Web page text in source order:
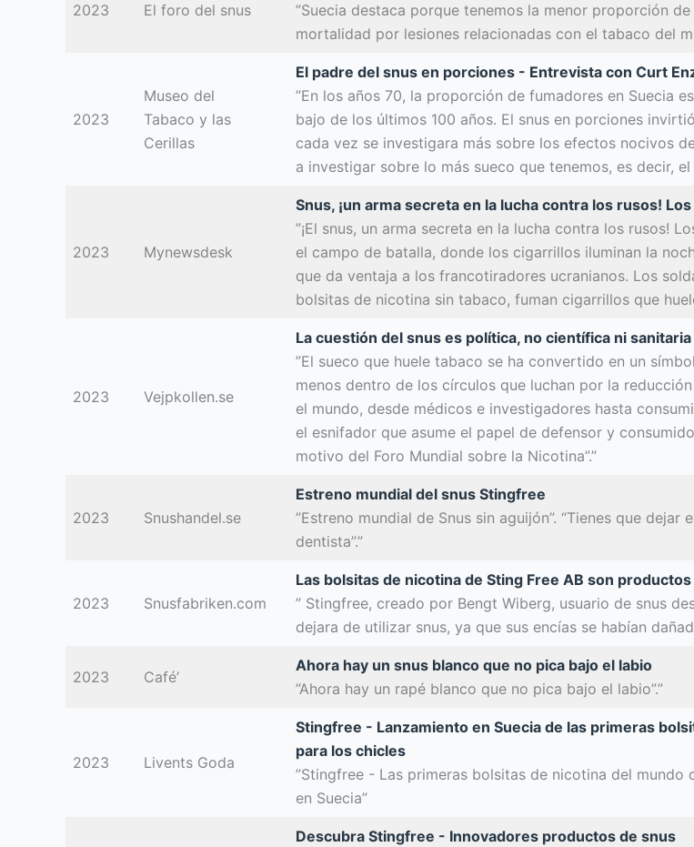
2023 El foro del snus
”Suecia destaca porque tenemos la menor proporción
mortalidad por lesiones relacionadas con el tabaco del
2023
Museo del
Tabaco y las
Cerillas
El padre del snus en porciones - Entrevista con Curt
”En los años 70, la proporción de fumadores en Suecia
bajo de los últimos 100 años. El snus en porciones
cada vez se investigara más sobre los efectos nocivos
a investigar sobre lo más sueco que tenemos, es decir,
2023 Mynewsdesk
Snus, ¡un arma secreta en la lucha contra los rusos!
”¡El snus, un arma secreta en la lucha contra los rusos!
el campo de batalla, donde los cigarrillos iluminan la
que da ventaja a los francotiradores ucranianos. Los
bolsitas de nicotina sin tabaco, fuman cigarrillos que
2023 Vejpkollen.se
La cuestión del snus es política, no científica ni sanitaria
”El sueco que huele tabaco se ha convertido en un
menos dentro de los círculos que luchan por la
el mundo, desde médicos e investigadores hasta
el esnifador que asume el papel de defensor y
motivo del Foro Mundial sobre la Nicotina”.”
2023 Snushandel.se
Estreno mundial del snus Stingfree
”Estreno mundial de Snus sin aguijón”. “Tienes que
dentista”.”
2023 Snusfabriken.com
Las bolsitas de nicotina de Sting Free AB son
” Stingfree, creado por Bengt Wiberg, usuario de snus
dejara de utilizar snus, ya que sus encías se habían
2023 Café’
Ahora hay un snus blanco que no pica bajo el labio
”Ahora hay un rapé blanco que no pica bajo el labio”.”
2023 Livents Goda
Stingfree - Lanzamiento en Suecia de las primeras
para los chicles
”Stingfree - Las primeras bolsitas de nicotina del
en Suecia”
Descubra Stingfree - Innovadores productos de snus